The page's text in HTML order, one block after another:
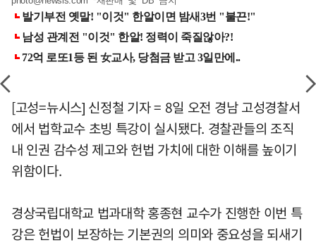
[고성=뉴시스] 신정철 기자 = 8일 오전 경남 고성경찰서
에서 법학교수 초빙 특강이 실시됐다. 경찰관들의 조직
내 인권 감수성 제고와 헌법 가치에 대한 이해를 높이기
위함이다.
경상국립대학교 법과대학 홍종현 교수가 진행한 이번 특
강은 헌법이 보장하는 기본권의 의미와 중요성을 되새기